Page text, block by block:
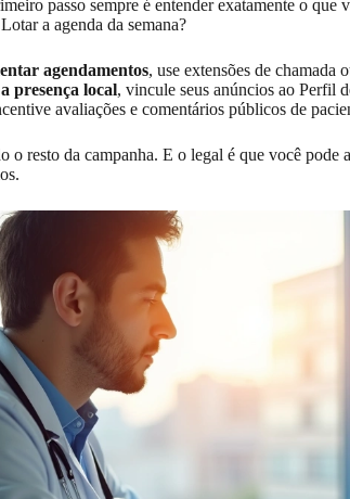
passo sempre é entender exatamente o que
a agenda da semana?
agendamentos, use extensões de chamada
presença local, vincule seus anúncios ao Perfil
avaliações e comentários públicos de
o resto da campanha. E o legal é que você